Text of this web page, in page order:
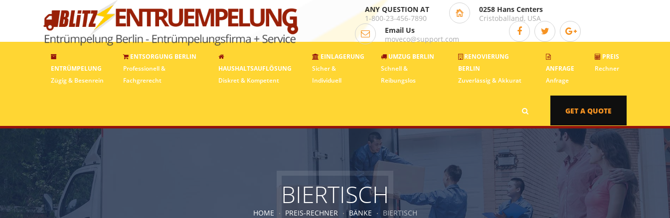
ANY QUESTION AT
1-800-23-456-7890
0258 Hans Centers
Cristoballand, USA
Email Us
moveco@support.com
ENTRÜMPELUNG
Zügig & Besenrein
ENTSORGUNG BERLIN
Professionell &
Fachgrerecht
HAUSHALTSAUFLÖSUNG
Diskret & Kompetent
EINLAGERUNG
Sicher &
Individuell
UMZUG BERLIN
Schnell &
Reibungslos
RENOVIERUNG
BERLIN
Zuverlässig & Akkurat
ANFRAGE
Anfrage
PREIS
Rechner
GET A QUOTE
BIERTISCH
HOME PREIS-RECHNER BÄNKE BIERTISCH